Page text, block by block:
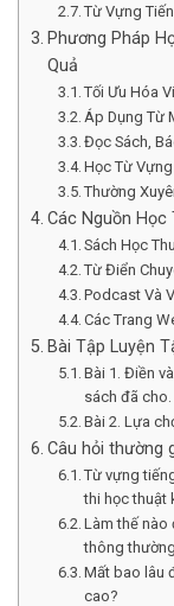
Từ Vựng
Phương Pháp
Quả
Tối Ưu Hóa
Áp Dụng Từ
Đọc Sách,
Học Từ Vựng
Thường
Các Nguồn Học
Sách Học
Từ Điển
Podcast Và
Các Trang
Bài Tập Luyện
Bài 1. Điền
sách đã cho.
Bài 2. Lựa
Câu hỏi thường
Từ vựng
thi học thuật
Làm thế nào
thông
Mất bao lâu
cao?